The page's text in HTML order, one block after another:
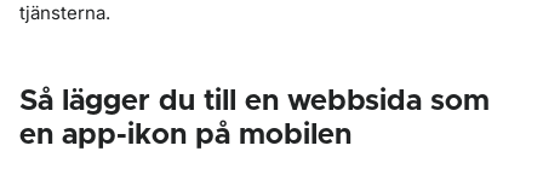
tjänsterna.
Så lägger du till en webbsida som
en app-ikon på mobilen